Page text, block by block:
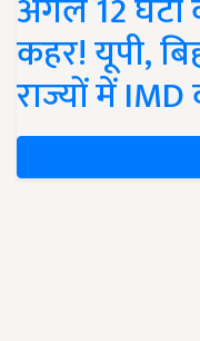
अगले 12 घंटों
कहर! यूपी,
राज्यों में